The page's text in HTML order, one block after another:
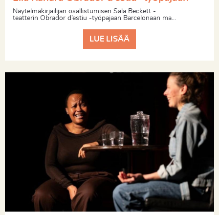
Näytelmäkirjailijan osallistumisen Sala Beckett -
teatterin Obrador d’estiu -työpajaan Barcelonaan ma...
LUE LISÄÄ